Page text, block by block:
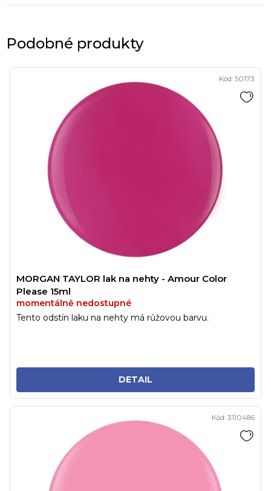
Podobné produkty
MORGAN TAYLOR lak na nehty - Amour Color
Please 15ml
momentálně nedostupné
DETAIL
Tento odstín laku na nehty má růžovou barvu.
Kód: 50173
Kód: 3110486